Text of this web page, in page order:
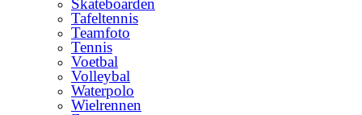
Skateboarden
Tafeltennis
Teamfoto
Tennis
Voetbal
Volleybal
Waterpolo
Wielrennen